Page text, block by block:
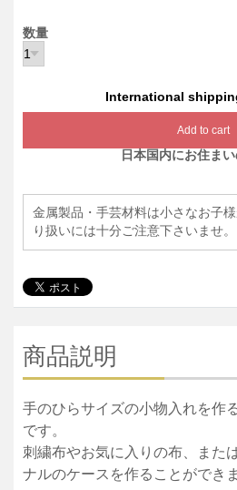
数量
International
Add to cart
日本国内にお住ま
金属製品・手芸材料は小さなお子
り扱いには十分ご注意下さいませ。
商品説明
手のひらサイズの小物入れを作
です。
刺繍布やお気に入りの布、また
ナルのケースを作ることができま